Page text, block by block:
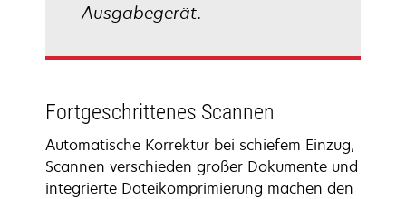
Ausgabegerät.
Fortgeschrittenes Scannen
Automatische Korrektur bei schiefem Einzug,
Scannen verschieden großer Dokumente und
integrierte Dateikomprimierung machen den